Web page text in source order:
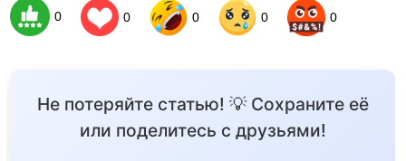
0 0 0 0 0
Не потеряйте статью! 💡 Сохраните её
или поделитесь с друзьями!